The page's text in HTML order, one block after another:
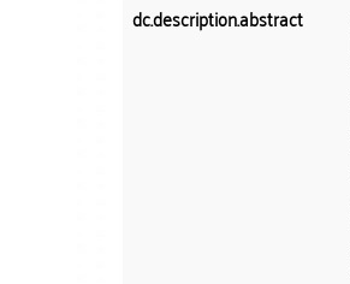
dc.description.abstract